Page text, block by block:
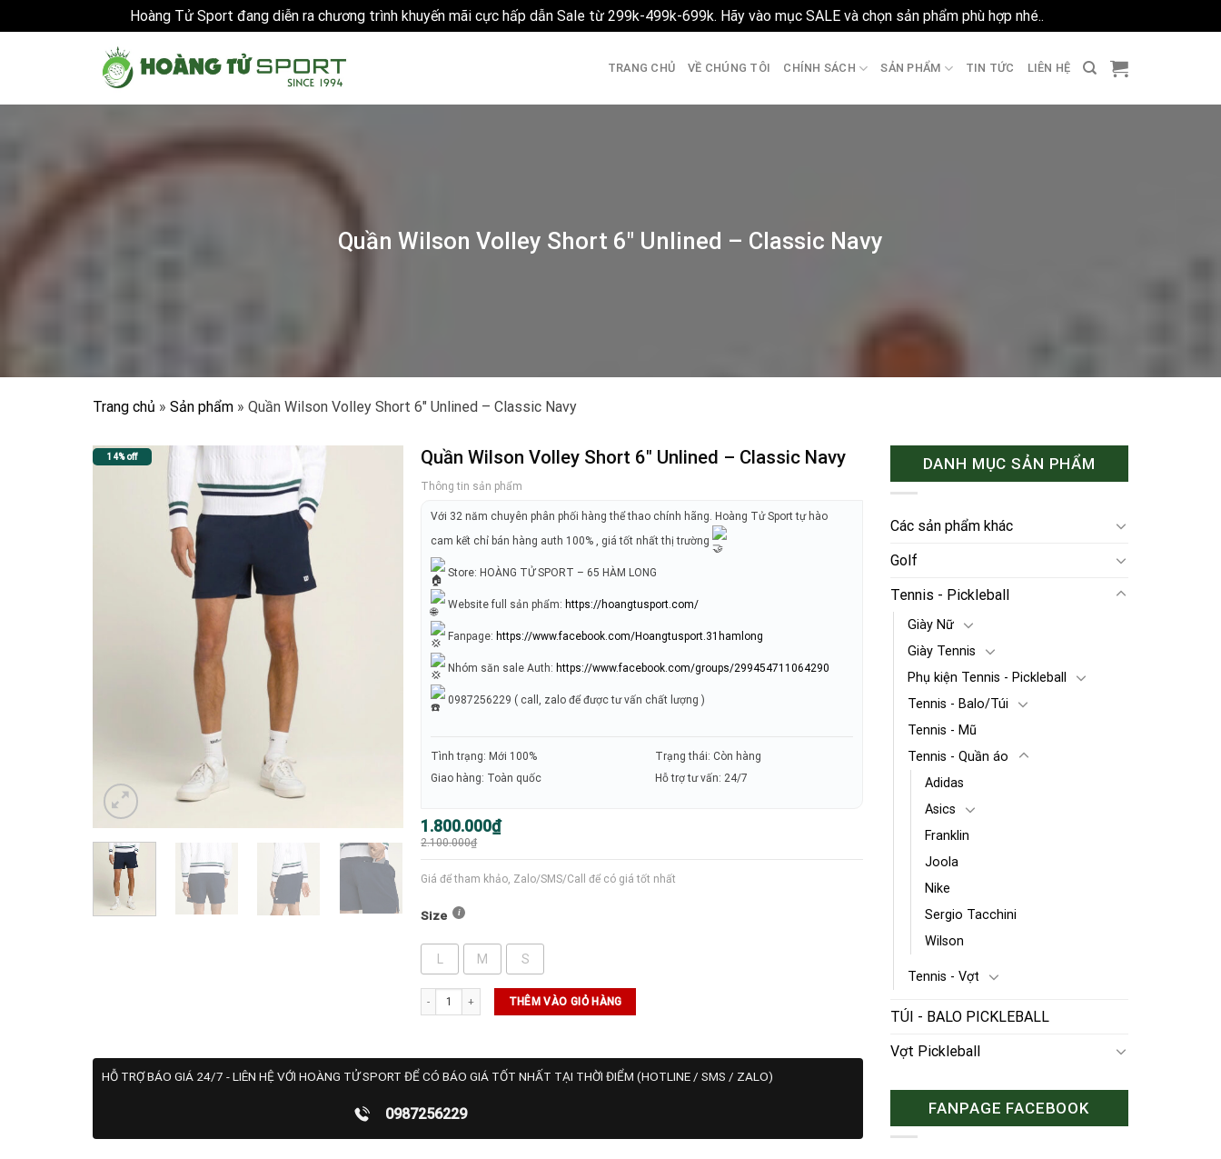
Hoàng Tử Sport đang diễn ra chương trình khuyến mãi cực hấp dẫn Sale từ 299k-499k-699k. Hãy vào mục SALE và chọn sản phẩm phù hợp nhé..
TRANG CHỦ VỀ CHÚNG TÔI CHÍNH SÁCH SẢN PHẨM TIN TỨC LIÊN HỆ
Quần Wilson Volley Short 6″ Unlined – Classic Navy
Trang chủ » Sản phẩm » Quần Wilson Volley Short 6″ Unlined – Classic Navy
14% off Quần Wilson Volley Short 6″ Unlined – Classic Navy
Thông tin sản phẩm
Với 32 năm chuyên phân phối hàng thể thao chính hãng. Hoàng Tử Sport tự hào
cam kết chỉ bán hàng auth 100% , giá tốt nhất thị trường
Store: HOÀNG TỬ SPORT – 65 HÀM LONG
Website full sản phẩm: https://hoangtusport.com/
Fanpage: https://www.facebook.com/Hoangtusport.31hamlong
Nhóm săn sale Auth: https://www.facebook.com/groups/299454711064290
0987256229 ( call, zalo để được tư vấn chất lượng )
Tình trạng: Mới 100%
Giao hàng: Toàn quốc
Trạng thái: Còn hàng
Hỗ trợ tư vấn: 24/7
2.100.000₫
Giá
gốc
là:
1.800.000₫
Giá
hiện
tại
Giá để tham khảo, Zalo/SMS/Call để có giá tốt nhất
Size
M S
Quần Wilson Volley Short 6" Unlined - Classic Navy số lượng
THÊM VÀO GIỎ HÀNG
HỖ TRỢ BÁO GIÁ 24/7 - LIÊN HỆ VỚI HOÀNG TỬ SPORT ĐỂ CÓ BÁO GIÁ TỐT NHẤT TẠI THỜI ĐIỂM (HOTLINE / SMS / ZALO)
0987256229
DANH MỤC SẢN PHẨM
Các sản phẩm khác
Golf
Tennis - Pickleball
Giày Nữ
Giày Tennis
Phụ kiện Tennis - Pickleball
Tennis - Balo/Túi
Tennis - Mũ
Tennis - Quần áo
Adidas
Asics
Franklin
Joola
Nike
Sergio Tacchini
Wilson
Tennis - Vợt
TÚI - BALO PICKLEBALL
Vợt Pickleball
FANPAGE FACEBOOK